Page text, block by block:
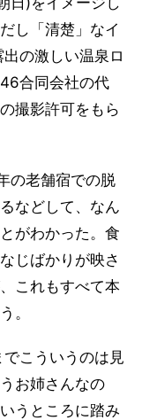
し「清楚」なイ
の激しい温泉ロ
合同会社の代
撮影許可をもら
の老舗宿での脱
などして、なん
がわかった。食
じばかりが映さ
これもすべて本
。
こういうのは見
お姉さんなの
うところに踏み